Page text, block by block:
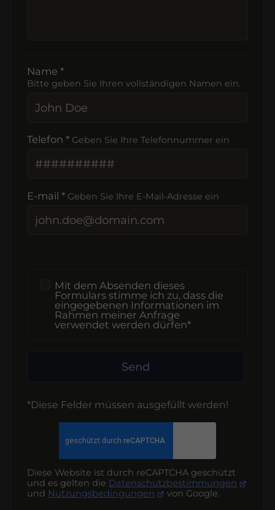
Name *
Bitte geben Sie Ihren vollständigen Namen ein.
Telefon * Geben Sie Ihre Telefonnummer ein
E-mail * Geben Sie Ihre E-Mail-Adresse ein
Mit dem Absenden dieses
Formulars stimme ich zu, dass die
eingegebenen Informationen im
Rahmen meiner Anfrage
verwendet werden dürfen*
Send
*Diese Felder müssen ausgefüllt werden!
Diese Website ist durch reCAPTCHA geschützt
und es gelten die Datenschutzbestimmungen
und Nutzungsbedingungen von Google.